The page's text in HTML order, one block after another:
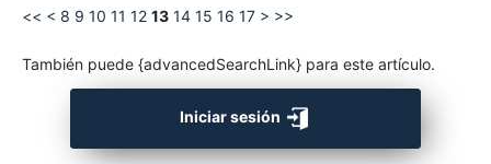
<< < 8 9 10 11 12 13 14 15 16 17 > >>
También puede {advancedSearchLink} para este artículo.
Iniciar sesión